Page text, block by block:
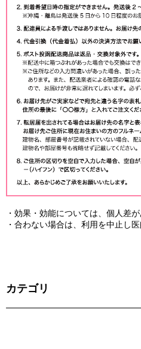
・効果・効能については、個人差
・合わない場合は、利用を中止し
カテゴリ